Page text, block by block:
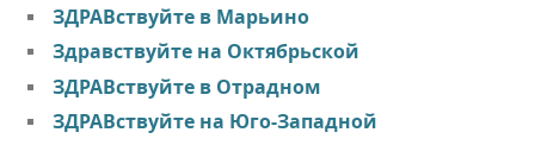
ЗДРАВствуйте в Марьино
Здравствуйте на Октябрьской
ЗДРАВствуйте в Отрадном
ЗДРАВствуйте на Юго-Западной